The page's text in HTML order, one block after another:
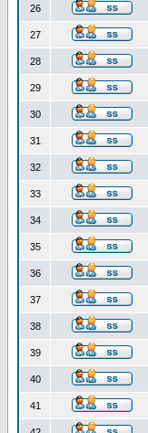
26
27
28
29
30
31
32
33
34
35
36
37
38
39
40
41